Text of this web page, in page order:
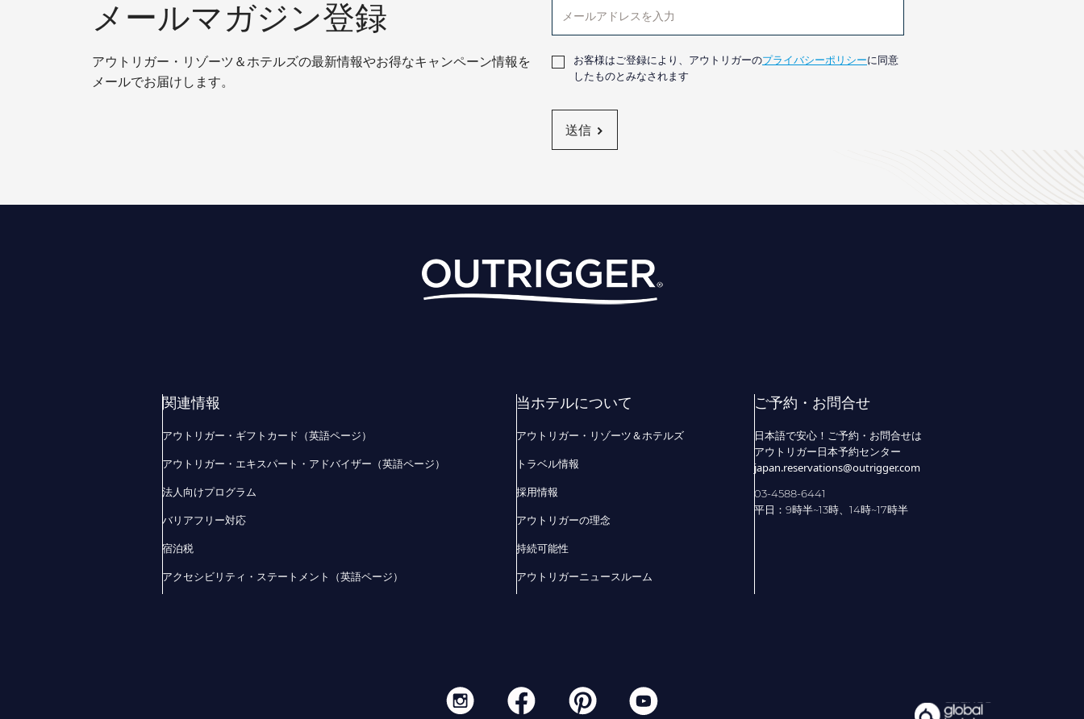
メールマガジン登録
アウトリガー・リゾーツ＆ホテルズの最新情報やお得なキャンペーン情報を
メールでお届けします。
お客様はご登録により、アウトリガーのプライバシーポリシーに同意
したものとみなされます
送信
関連情報
アウトリガー・ギフトカード（英語ページ）
アウトリガー・エキスパート・アドバイザー（英語ページ）
法人向けプログラム
バリアフリー対応
宿泊税
アクセシビリティ・ステートメント（英語ページ）
当ホテルについて
アウトリガー・リゾーツ＆ホテルズ
トラベル情報
採用情報
アウトリガーの理念
持続可能性
アウトリガーニュースルーム
ご予約・お問合せ
日本語で安心！ご予約・お問合せは
アウトリガー日本予約センター
japan.reservations@outrigger.com
03-4588-6441
平日：9時半~13時、14時~17時半